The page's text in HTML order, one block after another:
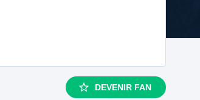
DEVENIR FAN